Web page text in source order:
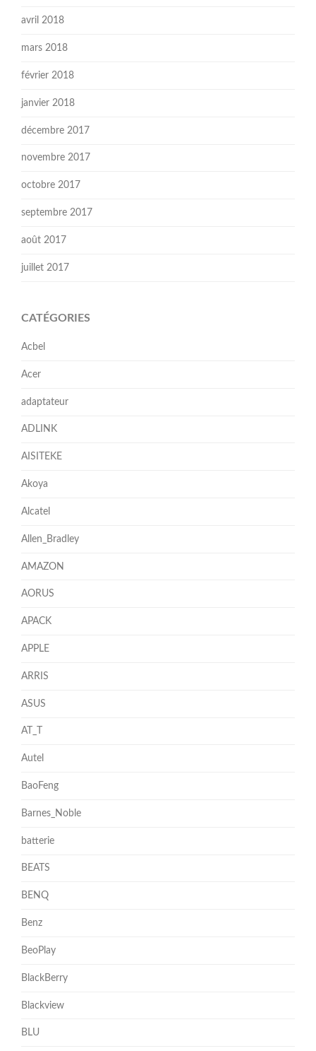
avril 2018
mars 2018
février 2018
janvier 2018
décembre 2017
novembre 2017
octobre 2017
septembre 2017
août 2017
juillet 2017
CATÉGORIES
Acbel
Acer
adaptateur
ADLINK
AISITEKE
Akoya
Alcatel
Allen_Bradley
AMAZON
AORUS
APACK
APPLE
ARRIS
ASUS
AT_T
Autel
BaoFeng
Barnes_Noble
batterie
BEATS
BENQ
Benz
BeoPlay
BlackBerry
Blackview
BLU